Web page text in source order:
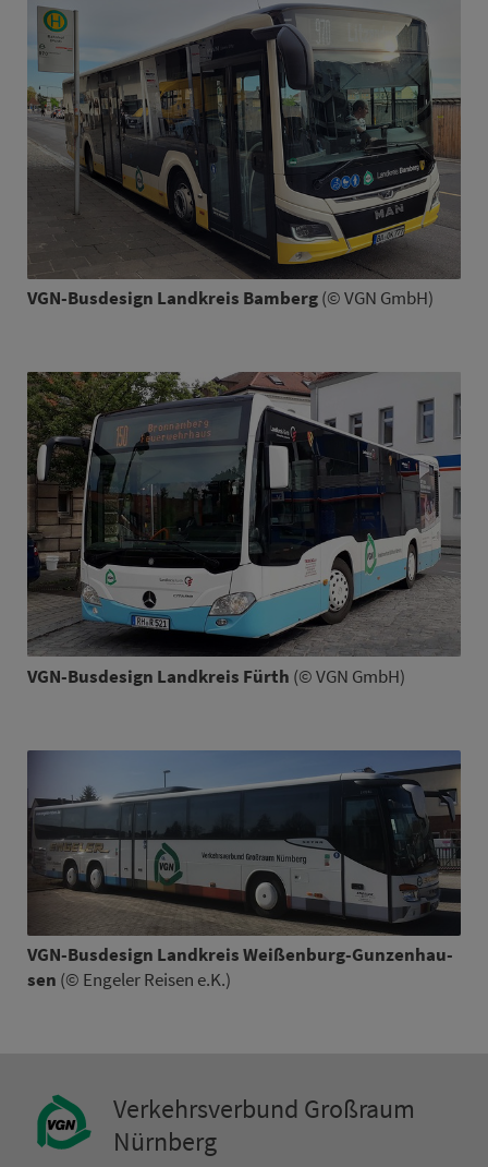
VGN-Busdesign Land­kreis Bam­berg(© VGN GmbH)
VGN-Busdesign Land­kreis Fürth (© VGN GmbH)
VGN-Busdesign Land­kreis Wei­ßen­burg-Gun­zen­hau­
sen (© Engeler Reisen e.K.)
Ver­kehrs­ver­bund Groß­raum
Nürn­berg